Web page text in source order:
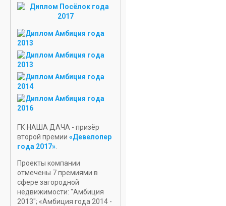
ГК НАША ДАЧА - призёр
второй премии «Девелопер
года 2017»
Проекты компании
отмечены 7 премиями в
сфере загородной
недвижимости: "Амбиция
2013"; «Амбиция года 2014 -